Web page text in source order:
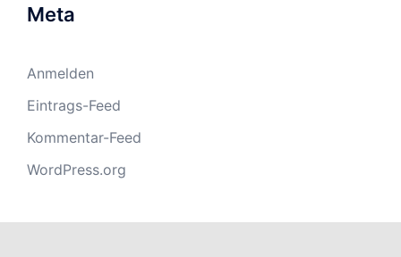
Meta
Anmelden
Eintrags-Feed
Kommentar-Feed
WordPress.org